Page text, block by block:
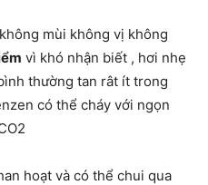
không mùi không vị không
vì khó nhận biết , hơi nhẹ
thường tan rât ít trong
có thể cháy với ngọn
hoạt và có thể chui qua